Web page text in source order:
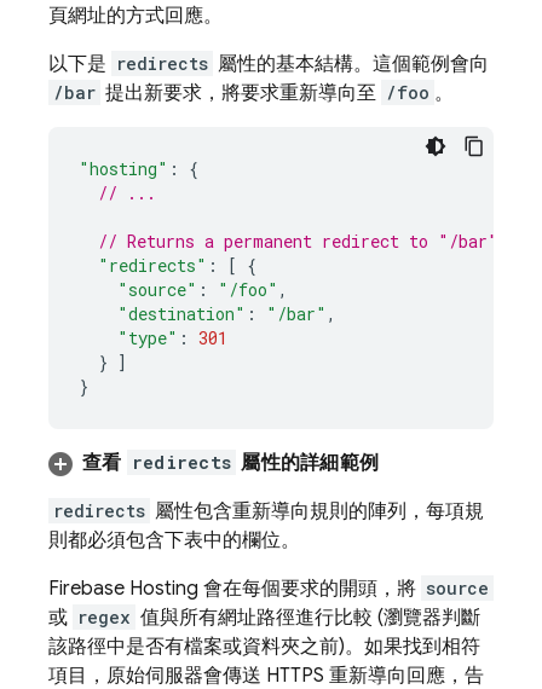
頁網址的方式回應。
以下是 redirects 屬性的基本結構。這個範例會向
/bar 提出新要求，將要求重新導向至 /foo 。
"hosting" :
{
// ...
// Returns a permanent redirect to "/bar"
"redirects" : [ {
"source" : "/foo" ,
"destination" : "/bar" ,
"type" : 301
} ]
}
查看 redirects 屬性的詳細範例
redirects 屬性包含重新導向規則的陣列，每項規
則都必須包含下表中的欄位。
Firebase Hosting 會在每個要求的開頭，將 source
或 regex 值與所有網址路徑進行比較 (瀏覽器判斷
該路徑中是否有檔案或資料夾之前)。如果找到相符
項目，原始伺服器會傳送 HTTPS 重新導向回應，告